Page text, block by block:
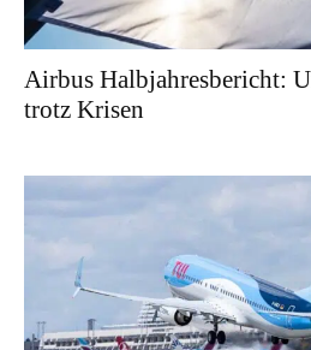
Airbus Halbjahresbericht:
trotz Krisen